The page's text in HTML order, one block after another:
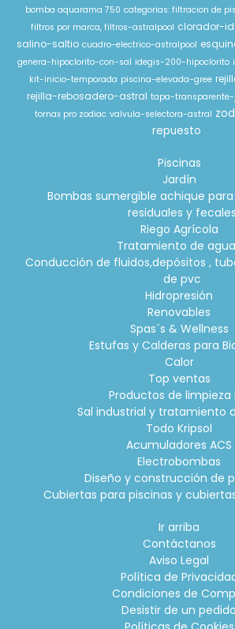
bomba aquarama 750 categorias: filtracion de
filtros por marca, filtros-astralpool clorador-
salino-saltio cuadro-electrico-astralpool
genera-hipoclorito-con-sal idegis-200-hipoclorito
kit-inicio-temporada piscina-elevada-gree
rejilla-rebosadero-astral tapa-
tornax pro zodiac valvula-selectora-astral
repuesto
Piscinas
Jardín
Bombas sumergible achique
residuales y fecales
Riego Agrícola
Tratamiento de
Conducción de fluidos,depósitos ,
de pvc
Hidropresión
Renovables
Spas´s & Wellness
Estufas y Calderas para
Calor
Top ventas
Productos de limpieza
Sal industrial y tratamiento
Todo Kripsol
Acumuladores ACS
Electrobombas
Diseño y construcción de
Cubiertas para piscinas y
Ir arriba
Contáctanos
Aviso Legal
Política de
Condiciones de
Desistir de un pedido